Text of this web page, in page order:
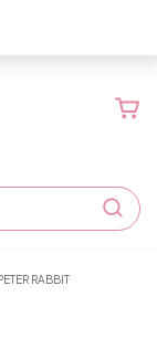
hábiles
RABBIT